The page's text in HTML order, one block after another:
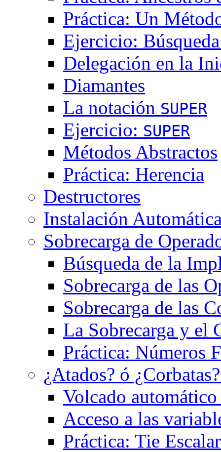
Práctica: Un
Ejercicio:
Delegación en la
Diamantes
La notación SUPER
Ejercicio: SUPER
Métodos Abstractos
Práctica: Herencia
Destructores
Instalación
Sobrecarga de
Búsqueda de la
Sobrecarga de las
Sobrecarga de las
La Sobrecarga y el
Práctica: Números
¿Atados? ó
Volcado
Acceso a las
Práctica: Tie Escalar